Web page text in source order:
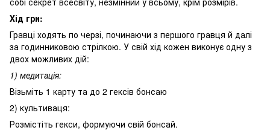
Хід гри:
Гравці ходять по черзі, починаючи з першого гравця й далі
за годинниковою стрілкою. У свій хід кожен виконує одну з
двох можливих дій:
1) медитація:
Візьміть 1 карту та до 2 гексів бонсаю
2) культиваця:
Розмістіть гекси, формуючи свій бонсай.